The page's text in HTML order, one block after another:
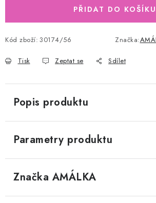
PŘIDAT DO KOŠÍKU
Kód zboží: 30174/56 Značka:
Tisk Zeptat se Sdílet
Popis produktu
Parametry produktu
Značka AMÁLKA